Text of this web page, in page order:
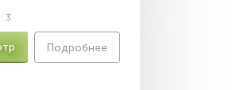
3
Подробнее